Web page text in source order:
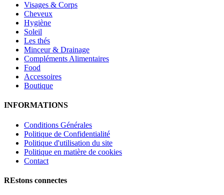
Visages & Corps
Cheveux
Hygiène
Soleil
Les thés
Minceur & Drainage
Compléments Alimentaires
Food
Accessoires
Boutique
INFORMATIONS
Conditions Générales
Politique de Confidentialité
Politique d'utilisation du site
Politique en matière de cookies
Contact
REstons connectes